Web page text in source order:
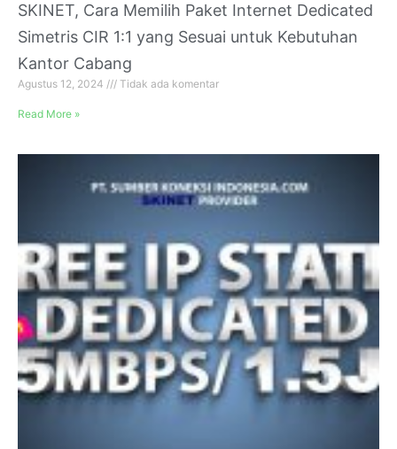
SKINET, Cara Memilih Paket Internet Dedicated
Simetris CIR 1:1 yang Sesuai untuk Kebutuhan
Kantor Cabang
Agustus 12, 2024 Tidak ada komentar
Read More »